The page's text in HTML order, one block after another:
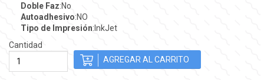
Doble Faz:No
Autoadhesivo:NO
Tipo de Impresión:InkJet
Cantidad